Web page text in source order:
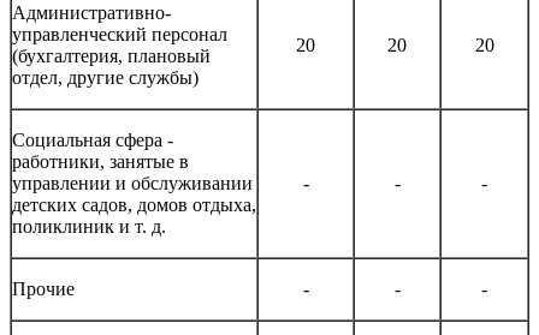
Административно-
управленческий персонал
(бухгалтерия, плановый
отдел, другие службы)
20 20 20
Социальная сфера -
работники, занятые в
управлении и обслуживании
детских садов, домов отдыха,
поликлиник и т. д.
- - -
Прочие - - -